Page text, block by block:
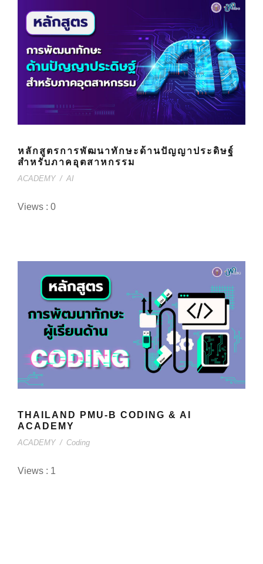
หลักสูตรการพัฒนาทักษะด้านปัญญาประดิษฐ์
สำหรับภาคอุตสาหกรรม
ACADEMY / AI
Views : 0
THAILAND PMU-B CODING & AI
ACADEMY
ACADEMY / Coding
Views : 1